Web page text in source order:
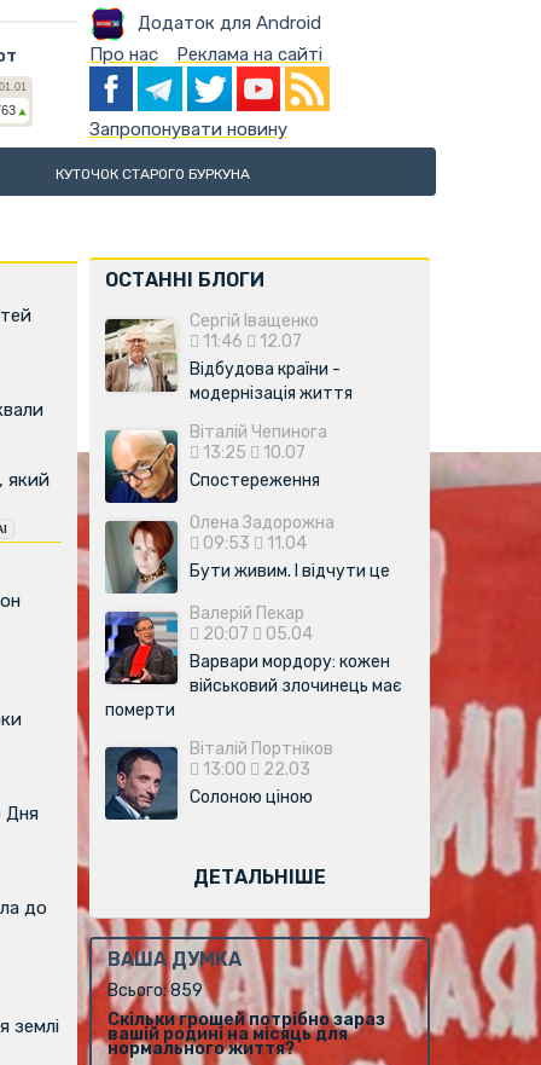
Додаток для Android
Про нас Реклама на сайті
Запропонувати новину
КУТОЧОК СТАРОГО БУРКУНА
який
Дня
до
землі
ОСТАННІ БЛОГИ
Сергій Іващенко
11:46
12.07
Відбудова країни -
модернізація життя
Віталій Чепинога
13:25
10.07
Спостереження
Олена Задорожна
09:53
11.04
Бути живим. І відчути це
Валерій Пекар
20:07
05.04
Варвари мордору: кожен
військовий злочинець має
померти
Віталій Портніков
13:00
22.03
Солоною ціною
ДЕТАЛЬНІШЕ
ВАША ДУМКА
Всього: 859
Скільки грошей потрібно зараз
вашій родині на місяць для
нормального життя?